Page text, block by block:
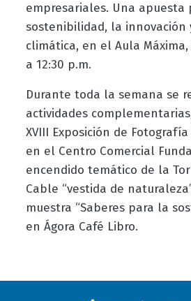
empresariales. Una apuesta
sostenibilidad, la innovación
climática, en el Aula
a 12:30 p.m.
Durante toda la semana se
actividades
XVIII Exposición de
en el Centro Comercial
encendido temático de la
Cable “vestida de
muestra “Saberes para la
en Ágora Café Libro.